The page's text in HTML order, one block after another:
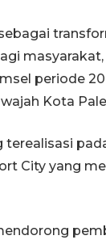
periode
Kota
City yang